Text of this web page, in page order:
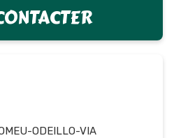
ODEILLO-VIA